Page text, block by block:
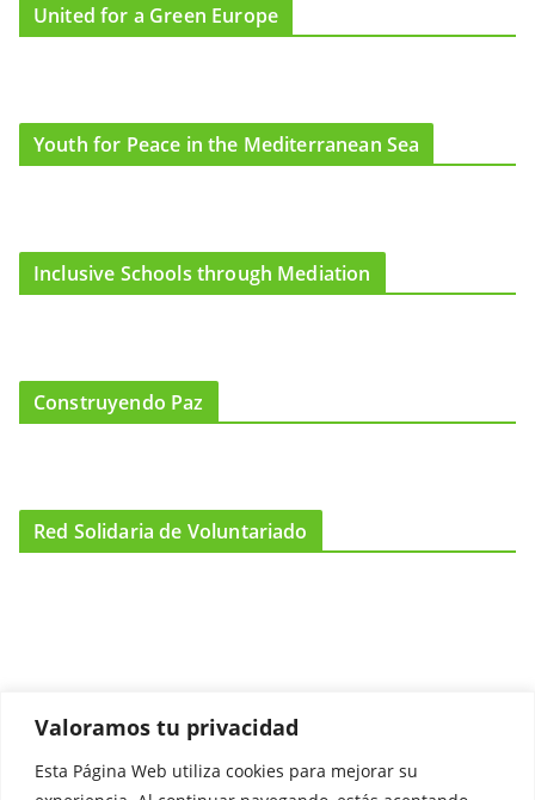
Valoramos tu privacidad
Esta Página Web utiliza cookies para mejorar su
United for a Green Europe
Youth for Peace in the Mediterranean Sea
Inclusive Schools through Mediation
Construyendo Paz
Red Solidaria de Voluntariado
Promociónate